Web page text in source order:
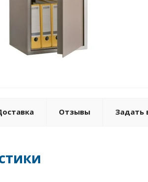
Отзывы Задать